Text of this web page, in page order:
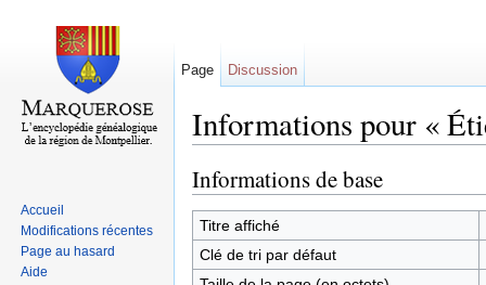
Informations pour «
Informations de base
Titre affiché
Clé de tri par défaut
Page Discussion
Accueil
Modifications récentes
Page au hasard
Aide